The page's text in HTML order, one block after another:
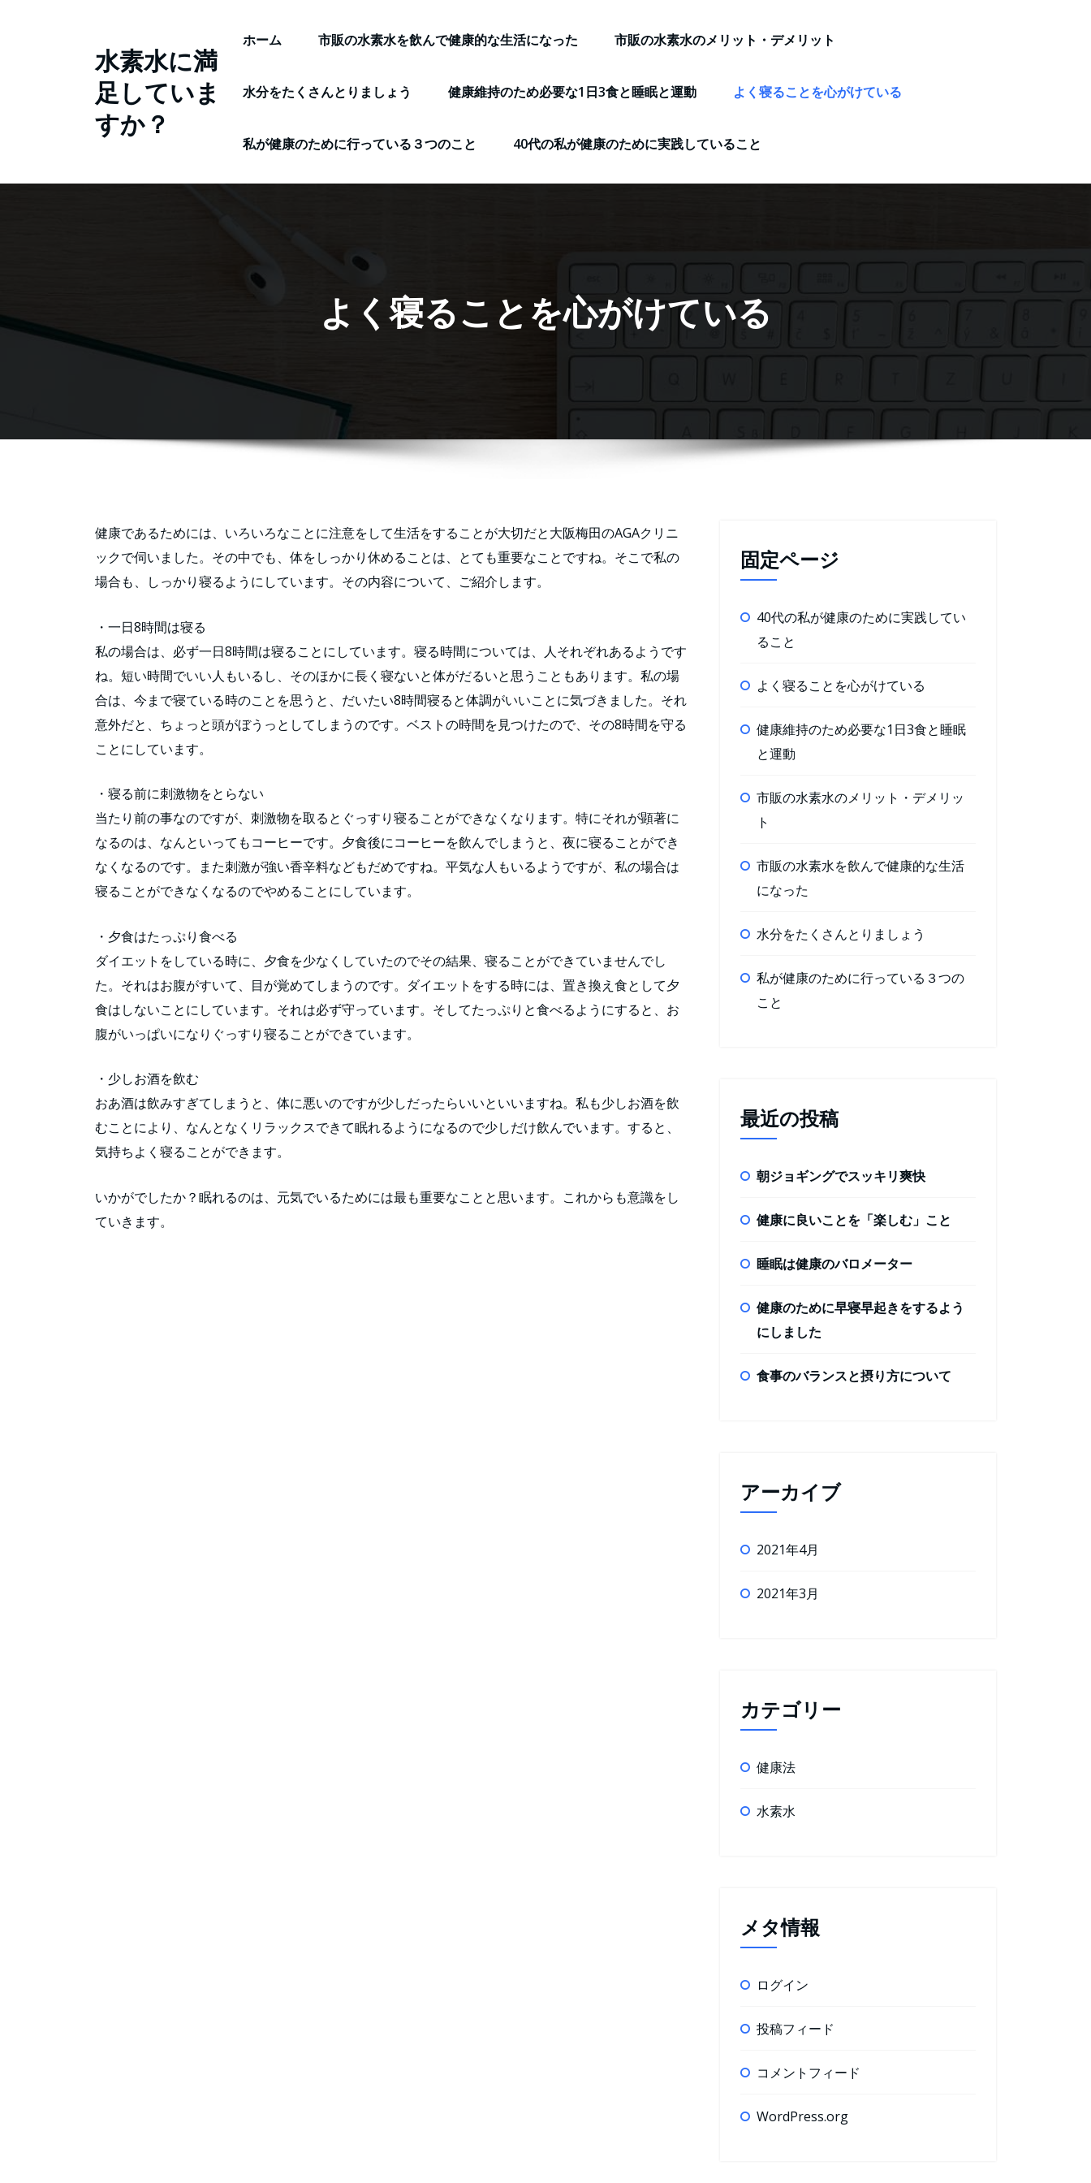
キ
水素水に満
足していま
すか？
ホーム 市販の水素水を飲んで健康的な生活になった 市販の水素水のメリット・デメリット
水分をたくさんとりましょう 健康維持のため必要な1日3食と睡眠と運動 よく寝ることを心がけている
私が健康のために行っている３つのこと 40代の私が健康のために実践していること
よく寝ることを心がけている
健康であるためには、いろいろなことに注意をして生活をすることが大切だと大阪梅田のAGAクリニ
ックで伺いました。その中でも、体をしっかり休めることは、とても重要なことですね。そこで私の
場合も、しっかり寝るようにしています。その内容について、ご紹介します。
・一日8時間は寝る
私の場合は、必ず一日8時間は寝ることにしています。寝る時間については、人それぞれあるようです
ね。短い時間でいい人もいるし、そのほかに長く寝ないと体がだるいと思うこともあります。私の場
合は、今まで寝ている時のことを思うと、だいたい8時間寝ると体調がいいことに気づきました。それ
意外だと、ちょっと頭がぼうっとしてしまうのです。ベストの時間を見つけたので、その8時間を守る
ことにしています。
・寝る前に刺激物をとらない
当たり前の事なのですが、刺激物を取るとぐっすり寝ることができなくなります。特にそれが顕著に
なるのは、なんといってもコーヒーです。夕食後にコーヒーを飲んでしまうと、夜に寝ることができ
なくなるのです。また刺激が強い香辛料などもだめですね。平気な人もいるようですが、私の場合は
寝ることができなくなるのでやめることにしています。
・夕食はたっぷり食べる
ダイエットをしている時に、夕食を少なくしていたのでその結果、寝ることができていませんでし
た。それはお腹がすいて、目が覚めてしまうのです。ダイエットをする時には、置き換え食として夕
食はしないことにしています。それは必ず守っています。そしてたっぷりと食べるようにすると、お
腹がいっぱいになりぐっすり寝ることができています。
・少しお酒を飲む
おあ酒は飲みすぎてしまうと、体に悪いのですが少しだったらいいといいますね。私も少しお酒を飲
むことにより、なんとなくリラックスできて眠れるようになるので少しだけ飲んでいます。すると、
気持ちよく寝ることができます。
いかがでしたか？眠れるのは、元気でいるためには最も重要なことと思います。これからも意識をし
ていきます。
固定ページ
40代の私が健康のために実践してい
ること
よく寝ることを心がけている
健康維持のため必要な1日3食と睡眠
と運動
市販の水素水のメリット・デメリッ
ト
市販の水素水を飲んで健康的な生活
になった
水分をたくさんとりましょう
私が健康のために行っている３つの
こと
最近の投稿
朝ジョギングでスッキリ爽快
健康に良いことを「楽しむ」こと
睡眠は健康のバロメーター
健康のために早寝早起きをするよう
にしました
食事のバランスと摂り方について
アーカイブ
2021年4月
2021年3月
カテゴリー
健康法
水素水
メタ情報
ログイン
投稿フィード
コメントフィード
WordPress.org